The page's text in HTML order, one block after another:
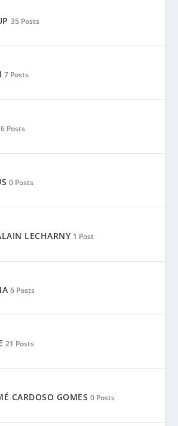
35 Posts
7 Posts
6 Posts
0 Posts
LECHARNY 1 Post
6 Posts
21 Posts
CARDOSO GOMES 0 Posts